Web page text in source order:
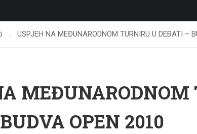
USPJEH NA MEĐUNARODNOM TURNIRU U DEBATI –
OPEN 2010